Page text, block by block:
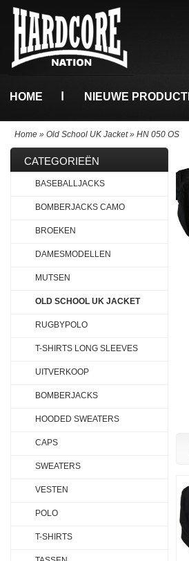
HOME NIEUWE
Home » Old School UK Jacket» HN 050 OS
CATEGORIEËN
BASEBALLJACKS
BOMBERJACKS CAMO
BROEKEN
DAMESMODELLEN
MUTSEN
OLD SCHOOL UK JACKET
RUGBYPOLO
T-SHIRTS LONG SLEEVES
UITVERKOOP
BOMBERJACKS
HOODED SWEATERS
CAPS
SWEATERS
VESTEN
POLO
T-SHIRTS